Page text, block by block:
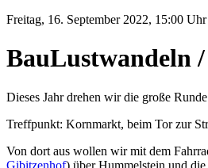
Freitag, 16. September 2022, 15:00 Uhr
BauLustwandeln
Dieses Jahr drehen wir die große
Treffpunkt: Kornmarkt, beim Tor zur
Von dort aus wollen wir mit dem
Gibitzenhof) über Hummelstein und